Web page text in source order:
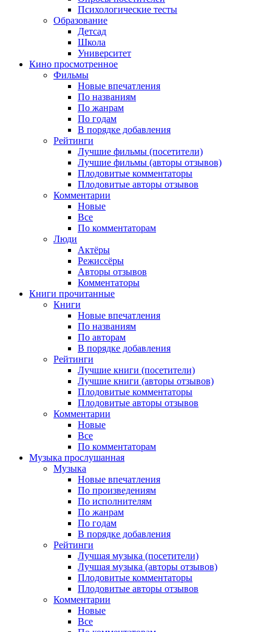
Психологические тесты
Образование
Детсад
Школа
Университет
Кино просмотренное
Фильмы
Новые впечатления
По названиям
По жанрам
По годам
В порядке добавления
Рейтинги
Лучшие фильмы (посетители)
Лучшие фильмы (авторы отзывов)
Плодовитые комментаторы
Плодовитые авторы отзывов
Комментарии
Новые
Все
По комментаторам
Люди
Актёры
Режиссёры
Авторы отзывов
Комментаторы
Книги прочитанные
Книги
Новые впечатления
По названиям
По авторам
В порядке добавления
Рейтинги
Лучшие книги (посетители)
Лучшие книги (авторы отзывов)
Плодовитые комментаторы
Плодовитые авторы отзывов
Комментарии
Новые
Все
По комментаторам
Музыка прослушанная
Музыка
Новые впечатления
По произведениям
По исполнителям
По жанрам
По годам
В порядке добавления
Рейтинги
Лучшая музыка (посетители)
Лучшая музыка (авторы отзывов)
Плодовитые комментаторы
Плодовитые авторы отзывов
Комментарии
Новые
Все